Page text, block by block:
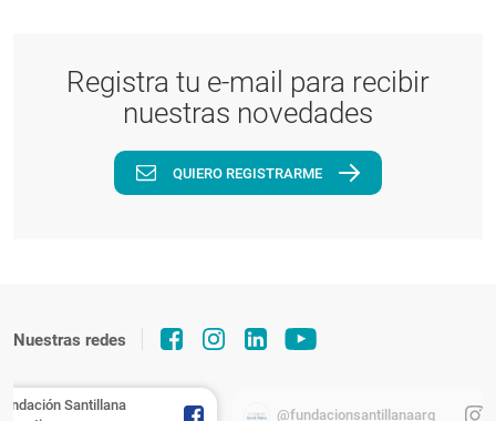
Registra tu e-mail para recibir
nuestras novedades
QUIERO REGISTRARME
Nuestras redes
Santillana
@fundacionsantillanaarg